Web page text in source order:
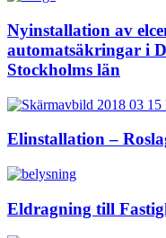
Nyinstallation av
automatsäkringar i
Stockholms län
Elinstallation –
Eldragning till